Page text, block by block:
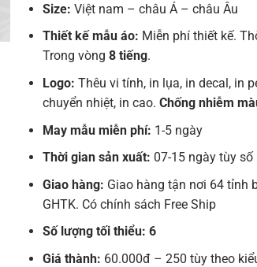
Size: Việt nam – châu Á – châu Âu
Thiết kế mẫu áo: Miễn phí thiết kế.
Trong vòng 8 tiếng.
Logo: Thêu vi tính, in lụa, in decal, in
chuyển nhiệt, in cao. Chống nhiễm
May mẫu miễn phí: 1-5 ngày
Thời gian sản xuất: 07-15 ngày tùy số
Giao hàng: Giao hàng tận nơi 64 tỉnh
GHTK. Có chính sách Free Ship
Số lượng tối thiểu: 6
Giá thành: 60.000đ – 250 tùy theo